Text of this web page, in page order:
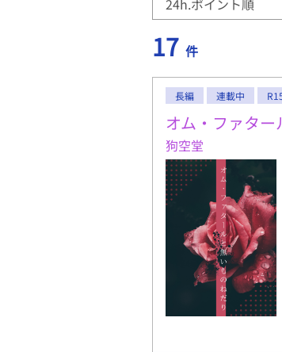
17 件
長編 連載中
オム・ファタ
狗空堂